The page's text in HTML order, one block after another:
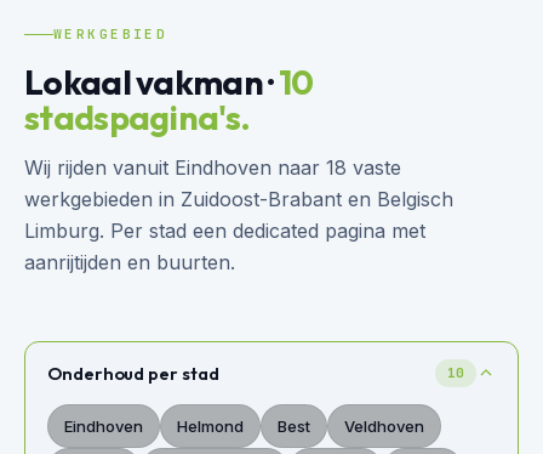
WERKGEBIED
Lokaal vakman ·10
stadspagina's.
Wij rijden vanuit Eindhoven naar 18 vaste
werkgebieden in Zuidoost-Brabant en Belgisch
Limburg. Per stad een dedicated pagina met
aanrijtijden en buurten.
Onderhoud per stad 10
Eindhoven Helmond Best Veldhoven